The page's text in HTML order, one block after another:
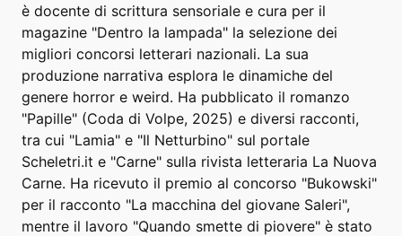
è docente di scrittura sensoriale e cura per il
magazine "Dentro la lampada" la selezione dei
migliori concorsi letterari nazionali. La sua
produzione narrativa esplora le dinamiche del
genere horror e weird. Ha pubblicato il romanzo
"Papille" (Coda di Volpe, 2025) e diversi racconti,
tra cui "Lamia" e "Il Netturbino" sul portale
Scheletri.it e "Carne" sulla rivista letteraria La Nuova
Carne. Ha ricevuto il premio al concorso "Bukowski"
per il racconto "La macchina del giovane Saleri",
mentre il lavoro "Quando smette di piovere" è stato